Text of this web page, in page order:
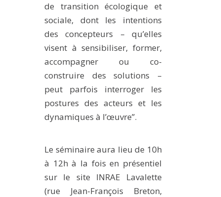
de transition écologique et
sociale, dont les intentions
des concepteurs – qu’elles
visent à sensibiliser, former,
accompagner ou co-
construire des solutions –
peut parfois interroger les
postures des acteurs et les
dynamiques à l’œuvre”.
Le séminaire aura lieu de 10h
à 12h à la fois en présentiel
sur le site INRAE Lavalette
(rue Jean-François Breton,